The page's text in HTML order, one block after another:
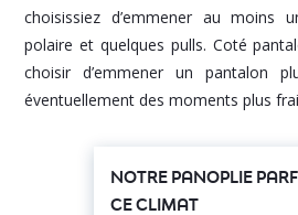
choisissiez d’emmener au moins
polaire et quelques pulls. Coté
choisir d’emmener un pantalon
éventuellement des moments plus
NOTRE PANOPLIE
CE CLIMAT